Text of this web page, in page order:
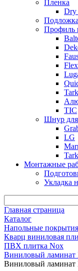
Пленка
Dry
Подложка
Профиль
ТІС
Шнур для
LG
Монтажные
Укладка
Главная страница
Каталог
Напольные покрытия
Кварц виниловая
ПВХ плитка Nox
Виниловый ламинат
Виниловый ламинат